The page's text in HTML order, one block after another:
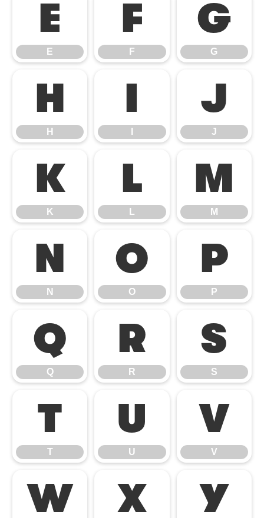
E
E
F
F
G
G
H
H
I J
J
K
K
L
L
M
M
N
N
O
O
P
P
Q
Q
R
R
S
S
T
T
U
U
V
V
W X Y